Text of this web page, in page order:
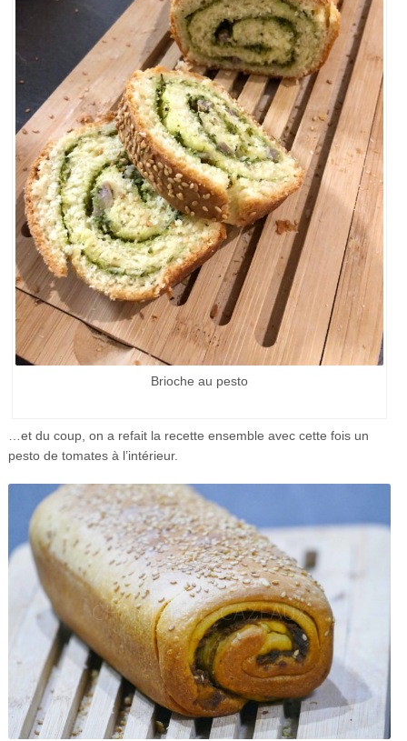
Brioche au pesto
…et du coup, on a refait la recette ensemble avec cette fois un
pesto de tomates à l’intérieur.